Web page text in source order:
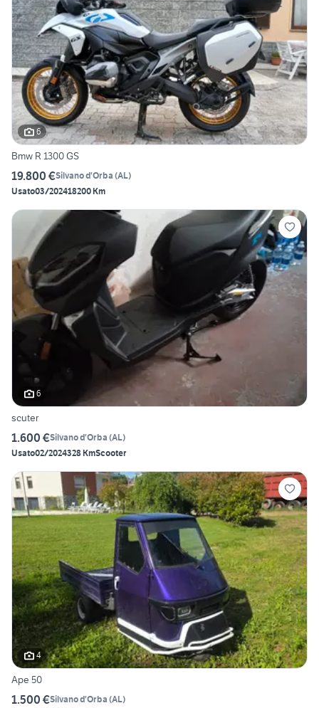
6
Bmw R 1300 GS
19.800 €Silvano d'Orba (AL)
Usato03/202418200 Km
6
scuter
1.600 €Silvano d'Orba (AL)
Usato02/2024328 KmScooter
4
Ape 50
1.500 €Silvano d'Orba (AL)